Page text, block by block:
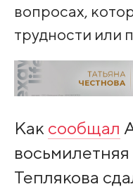
вопросах,
трудности или
Как сообщал
Теплякова